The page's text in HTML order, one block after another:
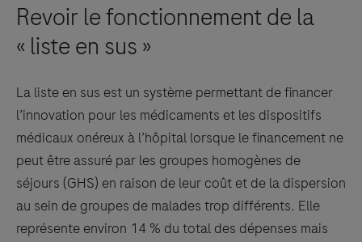
Revoir le fonctionnement de la
« liste en sus »
La liste en sus est un système permettant de financer
l’innovation pour les médicaments et les dispositifs
médicaux onéreux à l’hôpital lorsque le financement ne
peut être assuré par les groupes homogènes de
séjours (GHS) en raison de leur coût et de la dispersion
au sein de groupes de malades trop différents. Elle
représente environ 14 % du total des dépenses mais